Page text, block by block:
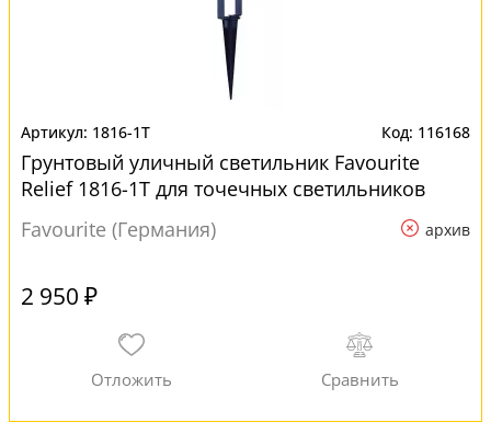
1816-1T 116168
Грунтовый уличный светильник Favourite
Relief 1816-1T для точечных светильников
Favourite (Германия)
архив
2 950 ₽